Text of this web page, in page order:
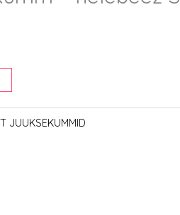
JUUKSEKUMMID